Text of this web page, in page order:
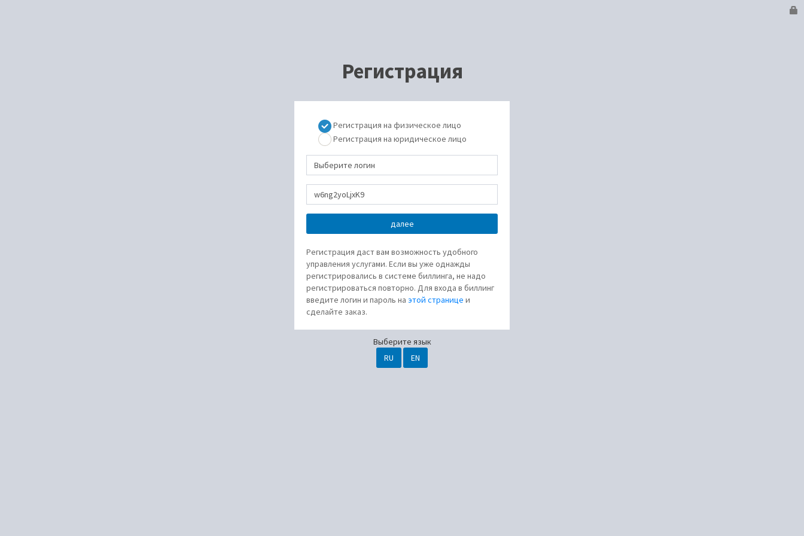
Регистрация
Регистрация на физическое лицо
Регистрация на юридическое лицо
Регистрация даст вам возможность удобного
управления услугами. Если вы уже однажды
регистрировались в системе биллинга, не надо
регистрироваться повторно. Для входа в биллинг
введите логин и пароль на этой странице и
сделайте заказ.
Выберите язык